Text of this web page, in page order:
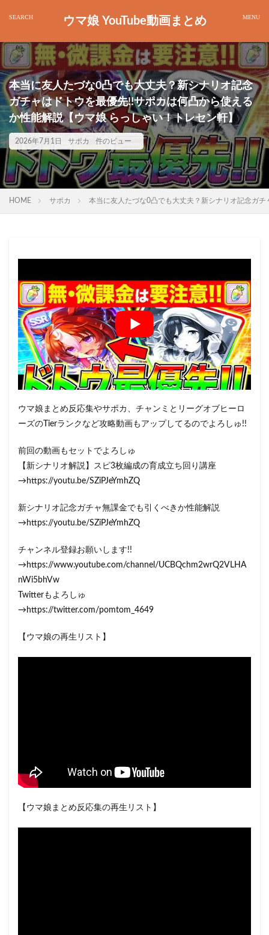
ウマ娘 YouTube動画まとめ
本当に友人たづな0凸でも大丈夫？新シナリオ記念
ガチャはドトウを最優先!!サポカは何凸から使える
か性能解説【ウマ娘 らっしゃい！トレセン軒】
2026年7月1日 サポカ 件のビュー
HOME サポカ 本当に友人たづな0凸でも大丈夫？新シナリオ記念ガ
ウマ娘まとめ反応集やサポカ、チャンミとリーグオブヒーロ
ーズのTierランクなど攻略動画もアップしてるのでよろしゅ!!
前回の動画もセットでよろしゅ
【新シナリオ解説】スピ3枚編成の育成立ち回り講座
→https://youtu.be/SZiPJeYmhZQ
新シナリオ記念ガチャ無課金でも引くべきか性能解説
→https://youtu.be/SZiPJeYmhZQ
チャンネル登録お願いします!!
→https://www.youtube.com/channel/UCBQchm2wrQ2VLHA
nWi5bhVw
Twitterもよろしゅ
→https://twitter.com/pomtom_4649
【ウマ娘の再生リスト】
【ウマ娘まとめ反応集の再生リスト】